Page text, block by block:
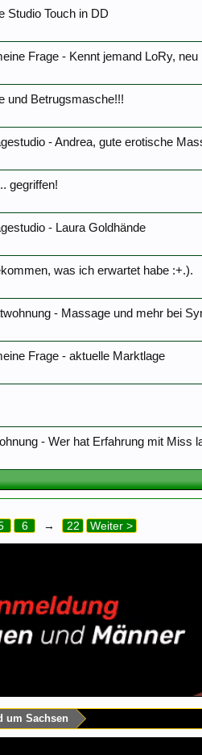
Studio Touch in DD
Frage - Kennt jemand LoRy,
und Betrugsmasche!!!
- Andrea, gute erotische
gegriffen!
- Laura Goldhände
was ich erwartet habe :+.).
- Massage und mehr bei
Frage - aktuelle Marktlage
- Wer hat Erfahrung mit Miss
6 → 22 Weiter >
um Sachsen